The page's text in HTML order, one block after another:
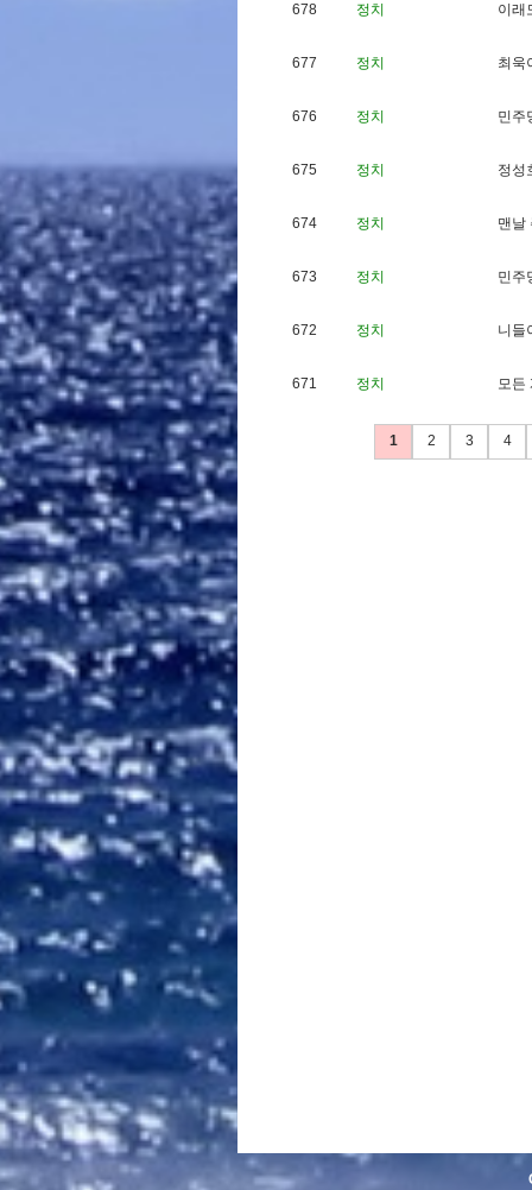
678 정치 이 래
677 정치 최 욱
676 정치 민주
675 정치 정성
674 정치 맨날
673 정치 민주
672 정치 니 들
671 정치 모든
1 2 3 4